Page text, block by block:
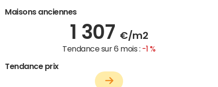
Maisons anciennes
1 307 €/m2
Tendance sur 6 mois : -1 %
Tendance prix